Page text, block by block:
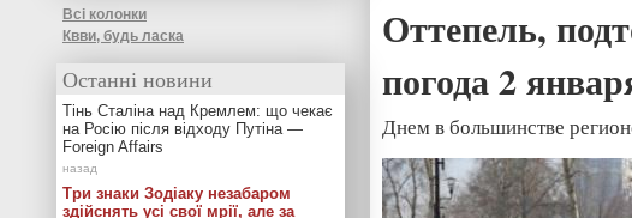
Оттепель,
погода 2
Днем в большинстве
Всі колонки
Квви, будь ласка
Останні новини
Тінь Сталіна над Кремлем: що чекає
на Росію після відходу Путіна —
Foreign Affairs
Три знаки Зодіаку незабаром
здійснять усі свої мрії, але за